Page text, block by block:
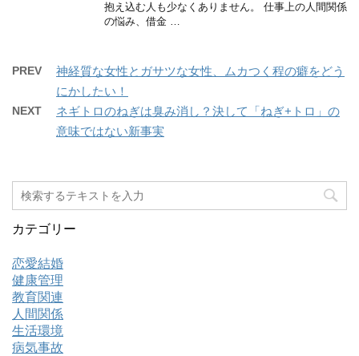
抱え込む人も少なくありません。 仕事上の人間関係
の悩み、借金 …
PREV
神経質な女性とガサツな女性、ムカつく程の癖をどう
にかしたい！
NEXT
ネギトロのねぎは臭み消し？決して「ねぎ+トロ」の
意味ではない新事実
カテゴリー
恋愛結婚
健康管理
教育関連
人間関係
生活環境
病気事故